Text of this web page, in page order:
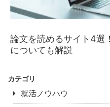
論文を読めるサイト4選
についても解説
カテゴリ
就活ノウハウ